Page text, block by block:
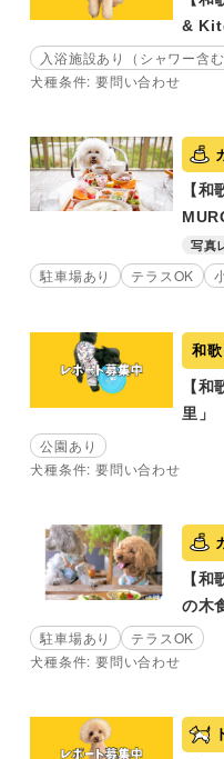
&
入浴施設あり（シャワー含む
犬種条件: 要問い合わせ
【
写真
駐車場あり テラスOK
和
【
里」
公園あり
犬種条件: 要問い合わせ
【
の木
駐車場あり
テラスOK
犬種条件: 要問い合わせ